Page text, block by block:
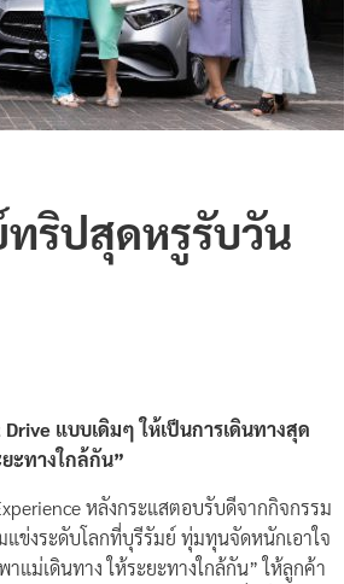
ทริปสุดหรูรับวัน
แบบเดิมๆ ให้เป็นการเดินทางสุด
ะทางใกล้กัน”
หลังกระแสตอบรับดีจากกิจกรรม
ข่งระดับโลกที่บุรีรัมย์ ทุ่มทุนจัดหนักเอาใจ
ม่เดินทาง ให้ระยะทางใกล้กัน” ให้ลูกค้า